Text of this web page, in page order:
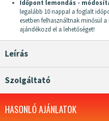
Időpont lemondás -
legalább 10 nappal a foglalt
esetben felhasználtnak minősül
ajándékozd el a lehetőséget!
Leírás
Szolgáltató
HASONLÓ AJÁNLATOK